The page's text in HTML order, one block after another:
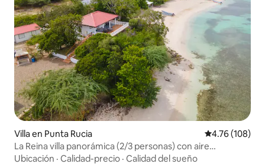
Villa en Punta Rucia Calificación
4.76 (108)
La Reina villa panorámica (2/3 personas) con aire
acondicionado
Ubicación · Calidad-precio · Calidad del sueño